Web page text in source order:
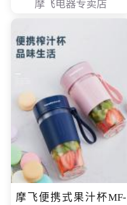
摩飞电器专卖店
摩飞便携式果汁杯MF-